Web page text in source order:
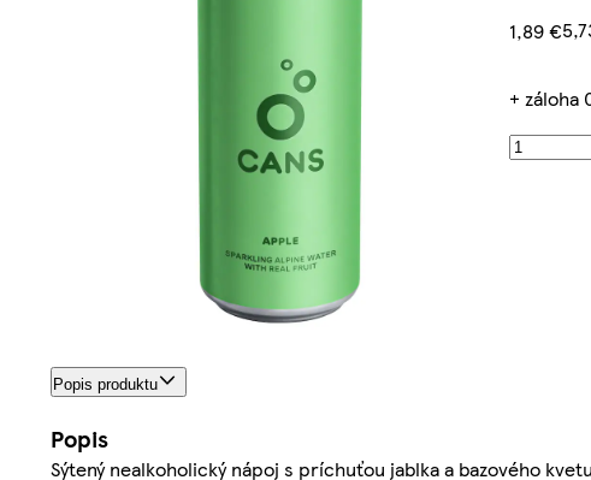
1,89 €
+ záloha
Popis produktu
Popis
Sýtený nealkoholický nápoj s príchuťou jablka a bazového